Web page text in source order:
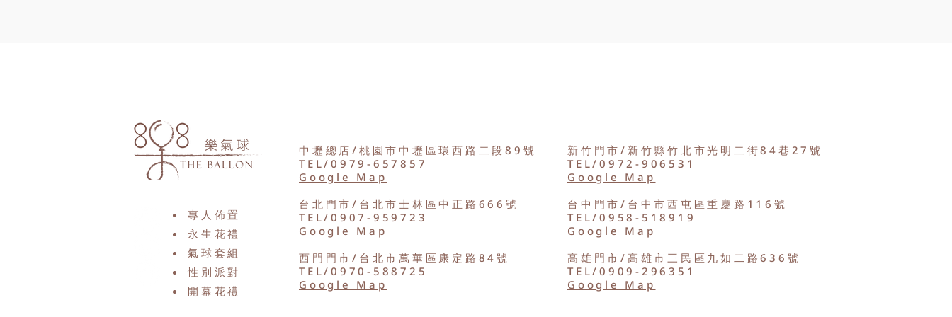
專人佈置
永生花禮
氣球套組
性別派對​
​開幕花禮
中壢總店/桃園市中壢區環西路二段89號
TEL/0979-657857
Google Map
台北門市/台北市士林區中正路666號
TEL/0907-959723
Google Map
西門門市/台北市萬華區康定路84號
TEL/0970-588725
Google Map
新竹門市/新竹縣竹北市光明二街84巷27號
TEL/0972-906531
Google Map
台中門市/台中市西屯區重慶路116號
TEL/0958-518919
Google Map
高雄門市/高雄市三民區九如二路636號
TEL/0909-296351
Google Map